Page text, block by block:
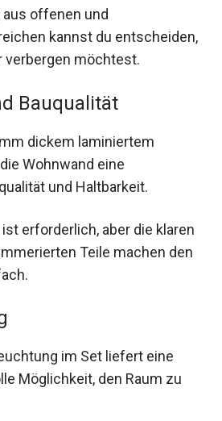
offenen und
kannst du entscheiden,
verbergen möchtest.
Bauqualität
dickem laminiertem
Wohnwand eine
und Haltbarkeit.
erforderlich, aber die klaren
Teile machen den
im Set liefert eine
Möglichkeit, den Raum zu